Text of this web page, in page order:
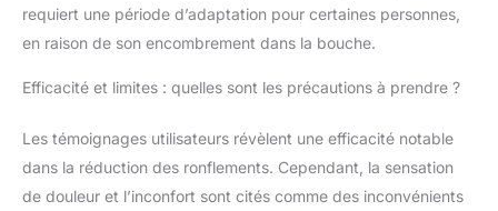
à votre besoin. DESIGN
COMPACT ET TOUT
gouttière anti-
compacte et flexible.
parfaitement à votre
dentition par
requiert une période d’adaptation pour certaines personnes,
en raison de son encombrement dans la bouche.
Efficacité et limites : quelles sont les précautions à prendre ?
Les témoignages utilisateurs révèlent une efficacité notable
dans la réduction des ronflements. Cependant, la sensation
de douleur et l’inconfort sont cités comme des inconvénients